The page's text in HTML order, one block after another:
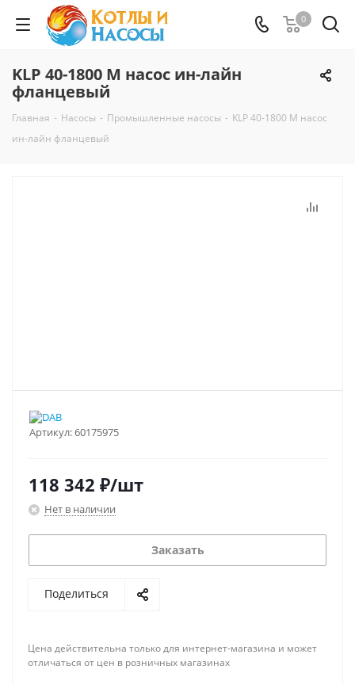
0
KLP 40-1800 M насос ин-лайн
фланцевый
Главная - Насосы - Промышленные насосы - KLP 40-1800 M насос
ин-лайн фланцевый
Артикул:60175975
118 342 ₽/шт
Нет в наличии
Заказать
Поделиться
Цена действительна только для интернет-магазина и может
отличаться от цен в розничных магазинах